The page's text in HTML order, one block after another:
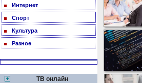
Интернет
Спорт
Культура
Разное
ТВ онлайн